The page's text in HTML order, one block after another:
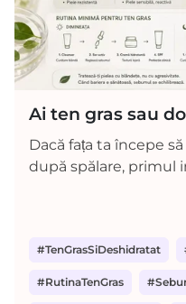
Ai ten gras sau
Dacă fața ta începe
după spălare, primul
#RutinaTenGras
#TenGrasSiDeshidratat